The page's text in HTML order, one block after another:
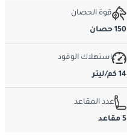
قوة الحصان
150 حصان
استهلاك الوقود
14 كم/ليتر
عدد المقاعد
5 مقاعد